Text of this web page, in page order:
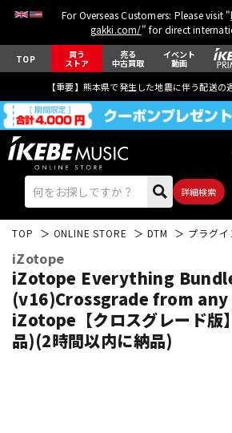
For Overseas Customers: Please visit "
gakki.com/" for direct
TOP 買う
ストア
売る
中古買取
イベント
動画
【重要】熊本県で発生した地震に伴う配送の
詳細検索
エレキギター
TOP ONLINE STORE DTM プラグイ
iZotope
iZotope Everything
(v16)Crossgrade from
iZotope【クロスグレード版
品)(2時間以内に納品)